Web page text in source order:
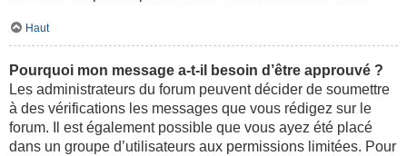
Haut
Pourquoi mon message a-t-il besoin d’être approuvé ?
Les administrateurs du forum peuvent décider de soumettre
à des vérifications les messages que vous rédigez sur le
forum. Il est également possible que vous ayez été placé
dans un groupe d’utilisateurs aux permissions limitées. Pour